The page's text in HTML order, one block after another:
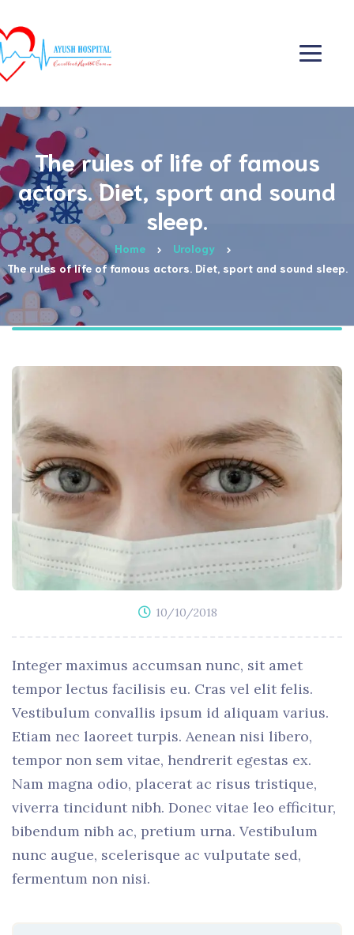
The rules of life of famous
actors. Diet, sport and sound
sleep.
Home
Urology
The rules of life of famous actors. Diet, sport and sound sleep.
10/10/2018
Integer maximus accumsan nunc, sit amet
tempor lectus facilisis eu. Cras vel elit felis.
Vestibulum convallis ipsum id aliquam varius.
Etiam nec laoreet turpis. Aenean nisi libero,
tempor non sem vitae, hendrerit egestas ex.
Nam magna odio, placerat ac risus tristique,
viverra tincidunt nibh. Donec vitae leo efficitur,
bibendum nibh ac, pretium urna. Vestibulum
nunc augue, scelerisque ac vulputate sed,
fermentum non nisi.